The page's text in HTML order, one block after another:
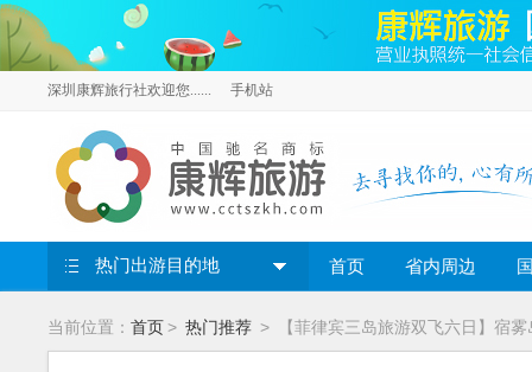
深圳康辉旅行社欢迎您...... 手机站
热门出游目的地 首页 省内周边
当前位置： 首页 > 热门推荐 > 【菲律宾三岛旅游双飞六日】宿